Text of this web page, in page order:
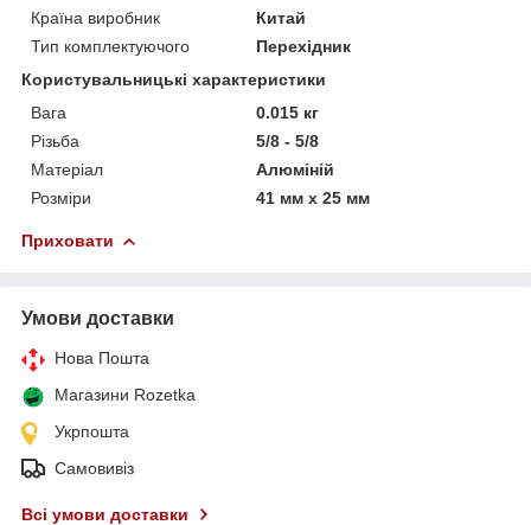
Країна виробник
Китай
Тип комплектуючого
Перехідник
Користувальницькі характеристики
Вага
0.015 кг
Різьба
5/8 - 5/8
Матеріал
Алюміній
Розміри
41 мм х 25 мм
Приховати
Умови доставки
Нова Пошта
Магазини Rozetka
Укрпошта
Самовивіз
Всі умови доставки